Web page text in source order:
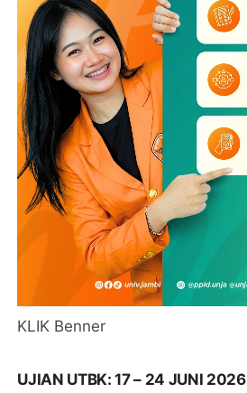
KLIK Benner
UJIAN UTBK: 17 – 24 JUNI 2026